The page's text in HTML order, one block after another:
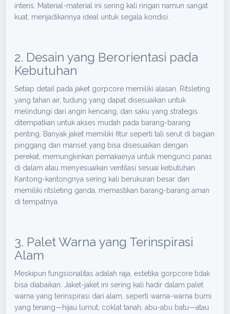
intens. Material-material ini sering kali ringan namun sangat
kuat, menjadikannya ideal untuk segala kondisi.
2. Desain yang Berorientasi pada
Kebutuhan
Setiap detail pada jaket gorpcore memiliki alasan. Ritsleting
yang tahan air, tudung yang dapat disesuaikan untuk
melindungi dari angin kencang, dan saku yang strategis
ditempatkan untuk akses mudah pada barang-barang
penting. Banyak jaket memiliki fitur seperti tali serut di bagian
pinggang dan manset yang bisa disesuaikan dengan
perekat, memungkinkan pemakainya untuk mengunci panas
di dalam atau menyesuaikan ventilasi sesuai kebutuhan.
Kantong-kantongnya sering kali berukuran besar dan
memiliki ritsleting ganda, memastikan barang-barang aman
di tempatnya.
3. Palet Warna yang Terinspirasi
Alam
Meskipun fungsionalitas adalah raja, estetika gorpcore tidak
bisa diabaikan. Jaket-jaket ini sering kali hadir dalam palet
warna yang terinspirasi dari alam, seperti warna-warna bumi
yang tenang—hijau lumut, coklat tanah, abu-abu batu—atau